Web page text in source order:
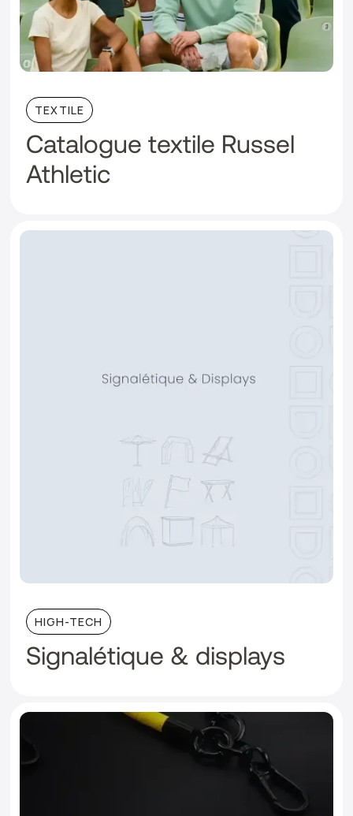
TEXTILE
Catalogue textile Russel
Athletic
HIGH-TECH
Signalétique & displays